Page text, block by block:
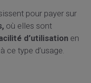
pour payer sur
où elles sont
d’utilisationen
ce type d’usage.